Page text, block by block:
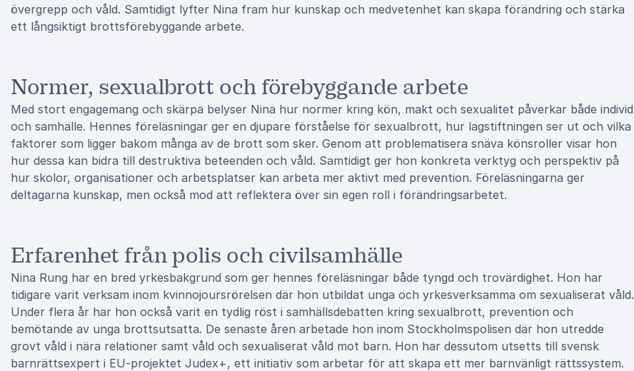
övergrepp och våld. Samtidigt lyfter Nina fram hur kunskap och medvetenhet kan skapa förändring och stärka
ett långsiktigt brottsförebyggande arbete.
Normer, sexualbrott och förebyggande arbete
Med stort engagemang och skärpa belyser Nina hur normer kring kön, makt och sexualitet påverkar både individ
och samhälle. Hennes föreläsningar ger en djupare förståelse för sexualbrott, hur lagstiftningen ser ut och vilka
faktorer som ligger bakom många av de brott som sker. Genom att problematisera snäva könsroller visar hon
hur dessa kan bidra till destruktiva beteenden och våld. Samtidigt ger hon konkreta verktyg och perspektiv på
hur skolor, organisationer och arbetsplatser kan arbeta mer aktivt med prevention. Föreläsningarna ger
deltagarna kunskap, men också mod att reflektera över sin egen roll i förändringsarbetet.
Erfarenhet från polis och civilsamhälle
Nina Rung har en bred yrkesbakgrund som ger hennes föreläsningar både tyngd och trovärdighet. Hon har
tidigare varit verksam inom kvinnojoursrörelsen där hon utbildat unga och yrkesverksamma om sexualiserat våld.
Under flera år har hon också varit en tydlig röst i samhällsdebatten kring sexualbrott, prevention och
bemötande av unga brottsutsatta. De senaste åren arbetade hon inom Stockholmspolisen där hon utredde
grovt våld i nära relationer samt våld och sexualiserat våld mot barn. Hon har dessutom utsetts till svensk
barnrättsexpert i EU-projektet Judex+, ett initiativ som arbetar för att skapa ett mer barnvänligt rättssystem.